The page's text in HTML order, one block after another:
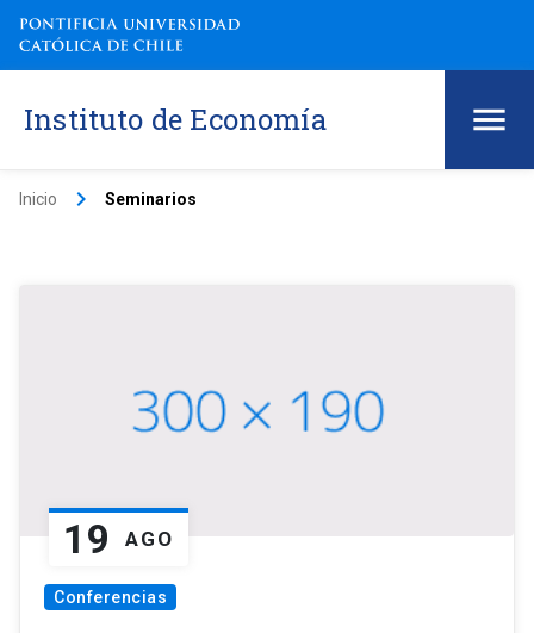
Instituto de Economía
Inicio keyboard_arrow_right Seminarios
19 AGO
Conferencias